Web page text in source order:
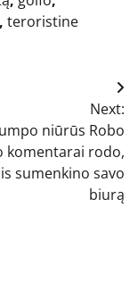
, teroristine
Next:
niūrūs Robo
komentarai rodo,
sumenkino savo
biurą